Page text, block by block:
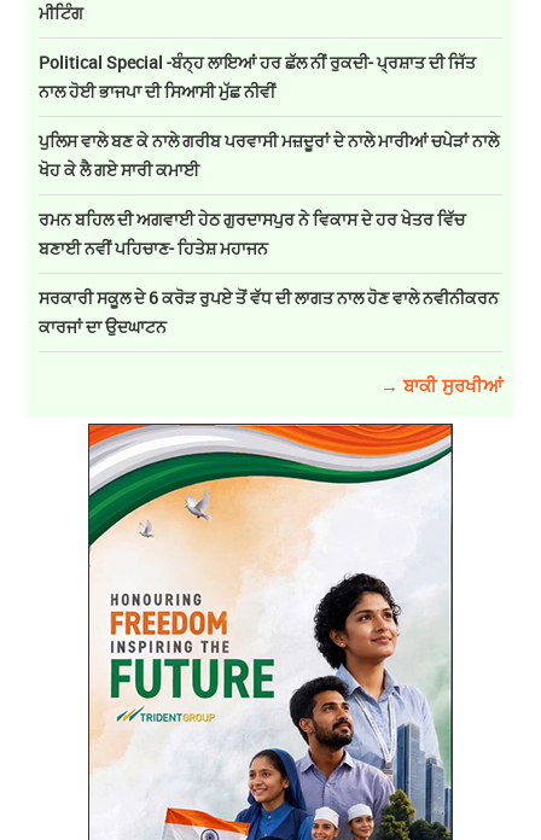
ਮੀਟਿੰਗ
Political Special -ਬੰਨ੍ਹ ਲਾਇਆਂ ਹਰ ਛੱਲ ਨੀਂ ਰੁਕਦੀ- ਪ੍ਰਸ਼ਾਤ ਦੀ ਜਿੱਤ
ਨਾਲ ਹੋਈ ਭਾਜਪਾ ਦੀ ਸਿਆਸੀ ਮੁੱਛ ਨੀਵੀਂ
ਪੁਲਿਸ ਵਾਲੇ ਬਣ ਕੇ ਨਾਲੇ ਗਰੀਬ ਪਰਵਾਸੀ ਮਜ਼ਦੂਰਾਂ ਦੇ ਨਾਲੇ ਮਾਰੀਆਂ ਚਪੇੜਾਂ ਨਾਲੇ
ਖੋਹ ਕੇ ਲੈ ਗਏ ਸਾਰੀ ਕਮਾਈ
ਰਮਨ ਬਹਿਲ ਦੀ ਅਗਵਾਈ ਹੇਠ ਗੁਰਦਾਸਪੁਰ ਨੇ ਵਿਕਾਸ ਦੇ ਹਰ ਖੇਤਰ ਵਿੱਚ
ਬਣਾਈ ਨਵੀਂ ਪਹਿਚਾਣ- ਹਿਤੇਸ਼ ਮਹਾਜਨ
ਸਰਕਾਰੀ ਸਕੂਲ ਦੇ 6 ਕਰੋੜ ਰੁਪਏ ਤੋਂ ਵੱਧ ਦੀ ਲਾਗਤ ਨਾਲ ਹੋਣ ਵਾਲੇ ਨਵੀਨੀਕਰਨ
ਕਾਰਜਾਂ ਦਾ ਉਦਘਾਟਨ
→ ਬਾਕੀ ਸੁਰਖੀਆਂ